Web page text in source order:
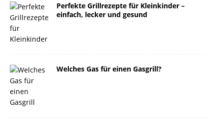
Perfekte Grillrezepte für Kleinkinder –
einfach, lecker und gesund
Welches Gas für einen Gasgrill?